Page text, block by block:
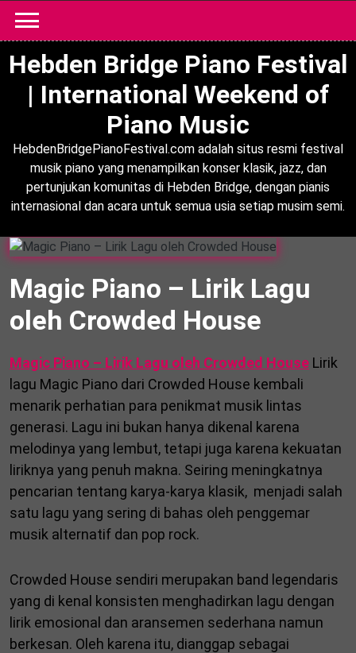
content
Hebden Bridge Piano Festival
| International Weekend of
Piano Music
HebdenBridgePianoFestival.com adalah situs resmi festival
musik piano yang menampilkan konser klasik, jazz, dan
pertunjukan komunitas di Hebden Bridge, dengan pianis
internasional dan acara untuk semua usia setiap musim semi.
Magic Piano – Lirik Lagu
oleh Crowded House
Magic Piano – Lirik Lagu oleh Crowded House Lirik
lagu Magic Piano dari Crowded House kembali
menarik perhatian para penikmat musik lintas
generasi. Lagu ini bukan hanya dikenal karena
melodinya yang lembut, tetapi juga karena kekuatan
liriknya yang penuh makna. Seiring meningkatnya
pencarian tentang karya-karya klasik, menjadi salah
satu lagu yang sering di bahas oleh penggemar
musik alternatif dan pop rock.
Crowded House sendiri merupakan band legendaris
yang di kenal konsisten menghadirkan lagu dengan
lirik emosional dan aransemen sederhana namun
berkesan. Oleh karena itu, dianggap sebagai